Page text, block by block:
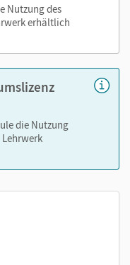
lernen.cornelsen.de
Nutzung des
erhältlich
die Nutzung